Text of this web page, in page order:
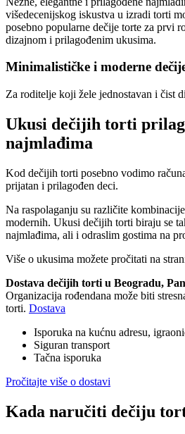
višedecenijskog iskustva u izradi torti
posebno popularne dečije torte za prvi
dizajnom i prilagođenim ukusima.
Minimalističke i moderne
Za roditelje koji žele jednostavan i čist
Ukusi dečijih torti
najmlađima
Kod dečijih torti posebno vodimo
prijatan i prilagođen deci.
Na raspolaganju su različite
modernih. Ukusi dečijih torti biraju se
najmlađima, ali i odraslim gostima na
Više o ukusima možete pročitati na
Dostava dečijih torti u Beogradu,
Organizacija rođendana može biti
torti. Dostava
Isporuka na kućnu adresu,
Siguran transport
Tačna isporuka
Pročitajte više o dostavi
Kada naručiti dečiju